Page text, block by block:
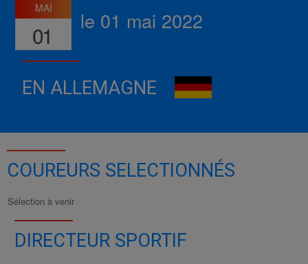
MAI
01
le 01 mai 2022
EN ALLEMAGNE
COUREURS SELECTIONNÉS
Sélection à venir
DIRECTEUR SPORTIF